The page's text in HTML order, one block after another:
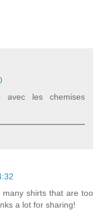
avec les chemises
shirts that are too
a lot for sharing!